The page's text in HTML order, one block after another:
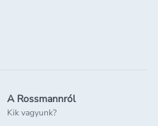
A Rossmannról
Kik vagyunk?